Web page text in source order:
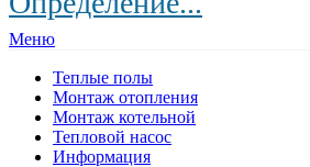
Меню
Теплые полы
Монтаж отопления
Монтаж котельной
Тепловой насос
Информация